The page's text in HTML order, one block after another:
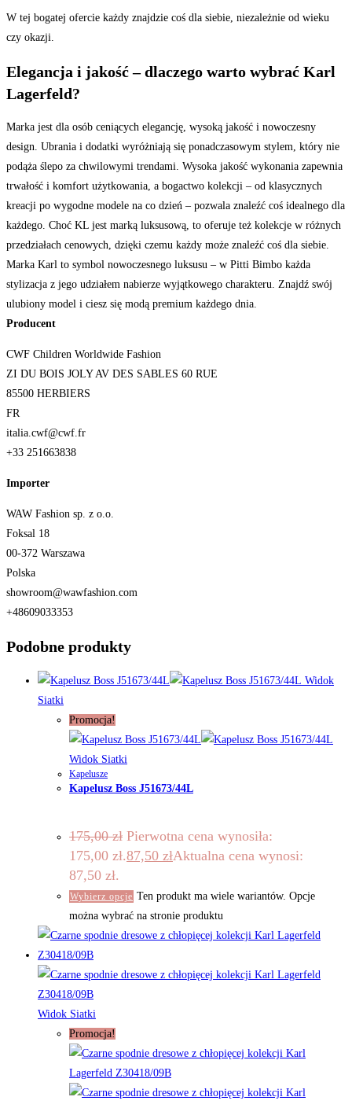
W tej bogatej ofercie każdy znajdzie coś dla siebie, niezależnie od wieku
czy okazji.
Elegancja i jakość – dlaczego warto wybrać Karl
Lagerfeld?
Marka jest dla osób ceniących elegancję, wysoką jakość i nowoczesny
design. Ubrania i dodatki wyróżniają się ponadczasowym stylem, który nie
podąża ślepo za chwilowymi trendami. Wysoka jakość wykonania zapewnia
trwałość i komfort użytkowania, a bogactwo kolekcji – od klasycznych
kreacji po wygodne modele na co dzień – pozwala znaleźć coś idealnego dla
każdego. Choć KL jest marką luksusową, to oferuje też kolekcje w różnych
przedziałach cenowych, dzięki czemu każdy może znaleźć coś dla siebie.
Marka Karl to symbol nowoczesnego luksusu – w Pitti Bimbo każda
stylizacja z jego udziałem nabierze wyjątkowego charakteru. Znajdź swój
ulubiony model i ciesz się modą premium każdego dnia.
Producent
CWF Children Worldwide Fashion
ZI DU BOIS JOLY AV DES SABLES 60 RUE
85500 HERBIERS
FR
italia.cwf@cwf.fr
+33 251663838
Importer
WAW Fashion sp. z o.o.
Foksal 18
00-372 Warszawa
Polska
showroom@wawfashion.com
+48609033353
Podobne produkty
Widok
Siatki
Promocja!
Widok Siatki
Kapelusze
Kapelusz Boss J51673/44L
175,00zł Pierwotna cena wynosiła:
175,00 zł.87,50 złAktualna cena wynosi:
87,50 zł.
Wybierz opcje Ten produkt ma wiele wariantów. Opcje
można wybrać na stronie produktu
Widok Siatki
Promocja!